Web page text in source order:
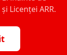
Licenței ARR.